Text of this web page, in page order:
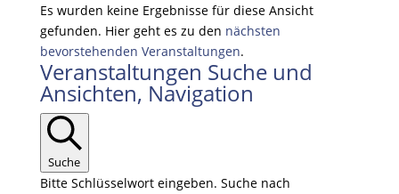
Es wurden keine Ergebnisse für diese Ansicht
gefunden. Hier geht es zu den nächsten
bevorstehenden Veranstaltungen.
Veranstaltungen Suche und
Ansichten, Navigation
Suche
Bitte Schlüsselwort eingeben. Suche nach